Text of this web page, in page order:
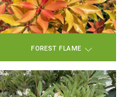
FOREST FLAME